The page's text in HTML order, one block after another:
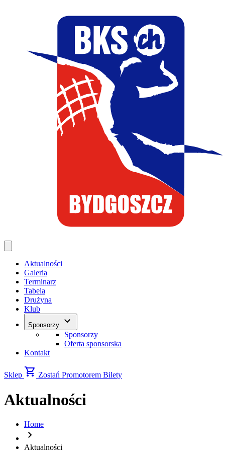
Aktualności
Galeria
Terminarz
Tabela
Drużyna
Klub
Sponsorzy keyboard_arrow_down
Sponsorzy
Oferta sponsorska
Kontakt
Sklep shopping_cart Zostań Promotorem Bilety
Aktualności
Home
chevron_right
Aktualności